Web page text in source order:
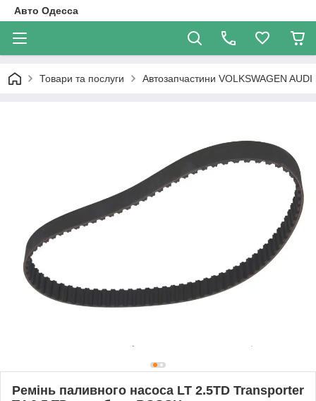
Авто Одесса
Товари та послуги Автозапчастини VOLKSWAGEN AUDI
Ремінь паливного насоса LT 2.5TD Transporter